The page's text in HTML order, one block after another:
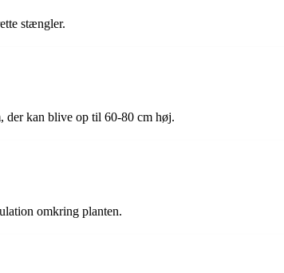
stængler.
der kan blive op til 60-80 cm høj.
omkring planten.